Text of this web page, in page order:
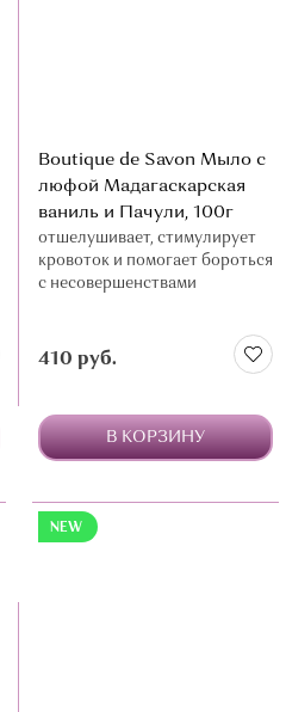
Boutique de Savon Мыло с
люфой Мадагаскарская
ваниль и Пачули, 100г
отшелушивает, стимулирует
кровоток и помогает бороться
с несовершенствами
410 руб.
В КОРЗИНУ
NEW